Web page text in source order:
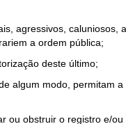
agressivos, caluniosos,
a ordem pública;
deste último;
algum modo, permitam
ou obstruir o registro e/